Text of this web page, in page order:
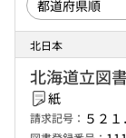
北日本
北海道立図
紙
請求記号： ５２